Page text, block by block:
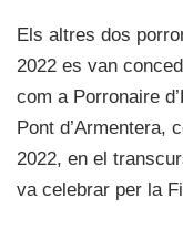
Els altres dos
2022 es van
com a Porronaire
Pont d’Armentera,
2022, en el
va celebrar per la